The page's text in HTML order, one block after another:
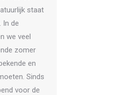
staat
In de
we veel
zomer
en
Sinds
voor de